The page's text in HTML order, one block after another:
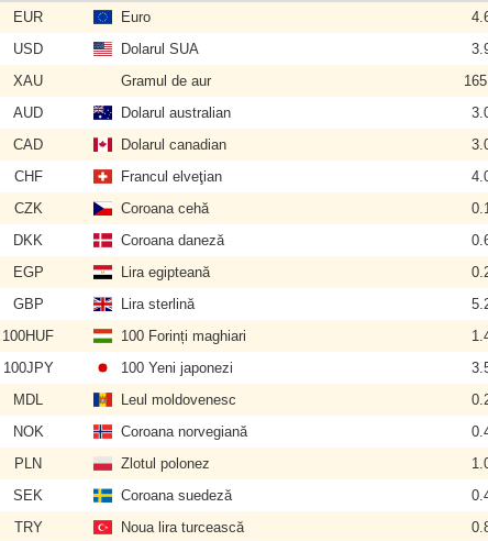
EUR Euro
USD
Dolarul SUA
XAU
Gramul de aur
AUD
Dolarul australian
CAD
Dolarul canadian
CHF
Francul elveţian
CZK
Coroana cehă
DKK
Coroana daneză
EGP
Lira egipteană
GBP
Lira sterlină
100HUF
100 Forinți maghiari
100JPY
100 Yeni japonezi
MDL
Leul moldovenesc
NOK
Coroana norvegiană
PLN
Zlotul polonez
SEK
Coroana suedeză
TRY
Noua lira turcească